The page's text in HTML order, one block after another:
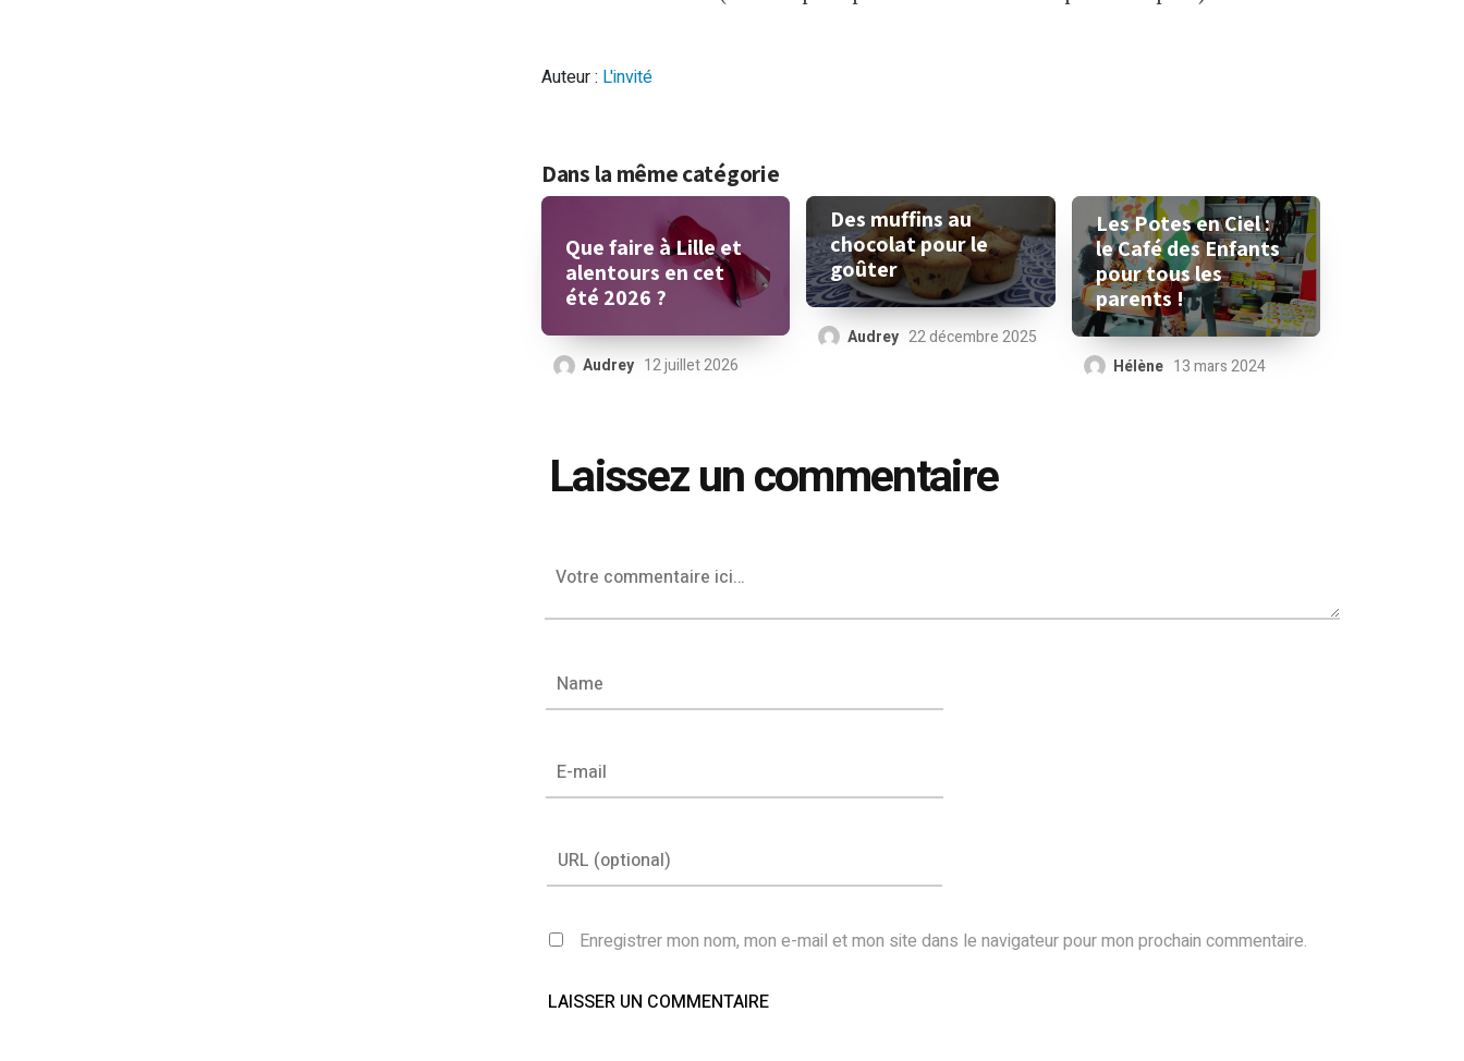
Auteur : L'invité
Dans la même catégorie
Que faire à Lille et
alentours en cet
été 2026 ?
Audrey 12 juillet 2026
Des muffins au
chocolat pour le
goûter
Audrey 22 décembre 2025
Les Potes en Ciel :
le Café des Enfants
pour tous les
parents !
Hélène 13 mars 2024
Laissez un commentaire
Enregistrer mon nom, mon e-mail et mon site dans le navigateur pour mon prochain commentaire.